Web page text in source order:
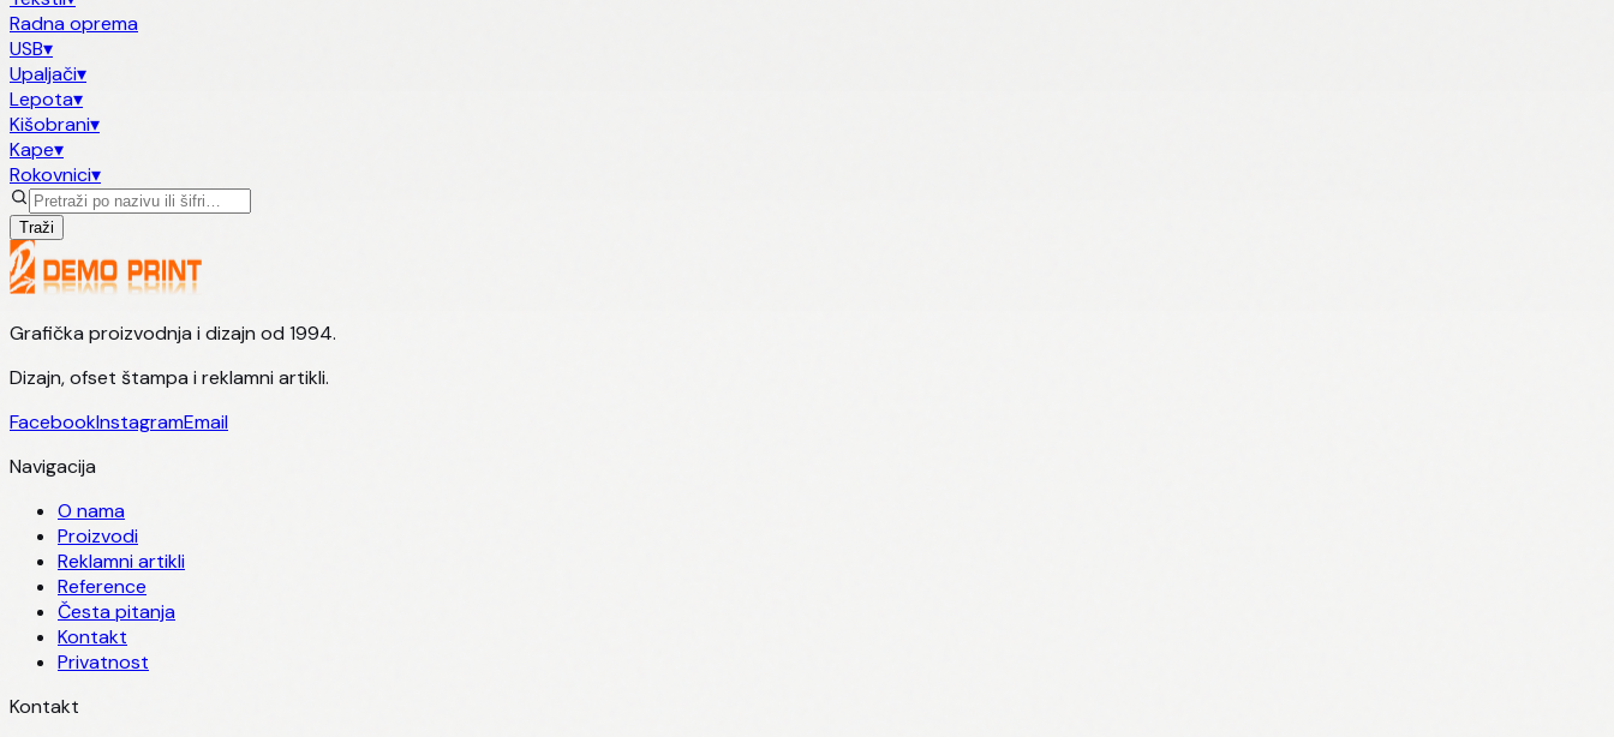
Radna oprema
USB▾
Upaljači▾
Lepota▾
Kišobrani▾
Kape▾
Rokovnici▾
Traži
Grafička proizvodnja i dizajn od 1994.
Dizajn, ofset štampa i reklamni artikli.
FacebookInstagramEmail
Navigacija
O nama
Proizvodi
Reklamni artikli
Reference
Česta pitanja
Kontakt
Privatnost
Kontakt